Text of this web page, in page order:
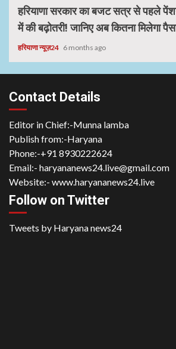
हरियाणा सरकार का बजट सत्र से पहले
में की बढ़ोतरी! जानिए अब कितना मिलेगा
हरियाणा न्यूज़24 6 months ago
Contact Details
Editor in Chief:-Munna lamba
Publish from:-Haryana
Phone:-+91 8930222624
Email:- haryananews24.live@gmail.com
Website:- www.haryananews24.live
Follow on Twitter
Tweets by Haryana news24